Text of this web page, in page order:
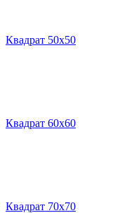
Квадрат 50х50
Квадрат 60х60
Квадрат 70х70